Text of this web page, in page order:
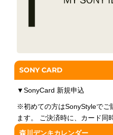
SONY CARD
▼SonyCard 新規申込
※初めての方はSonyStyleでご
ます。 ご決済時に、カード同
森川デンキカレンダー